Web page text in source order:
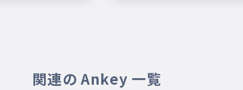
関連の Ankey 一覧